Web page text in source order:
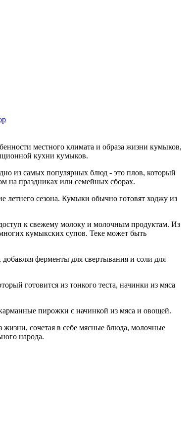
местного климата и образа жизни кумыков,
кухни кумыков.
из самых популярных блюд - это плов, который
на праздниках или семейных сборах.
летнего сезона. Кумыки обычно готовят ходжу из
к свежему молоку и молочным продуктам. Из
кумыкских супов. Теке может быть
ферменты для свертывания и соли для
готовится из тонкого теста, начинки из мяса
пирожки с начинкой из мяса и овощей.
сочетая в себе мясные блюда, молочные
народа.